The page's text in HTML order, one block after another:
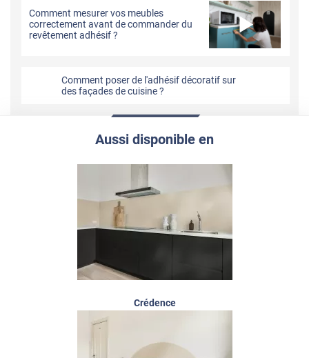
Comment mesurer vos meubles
correctement avant de commander du
revêtement adhésif ?
Comment poser de l'adhésif décoratif sur
des façades de cuisine ?
Aussi disponible en
Crédence